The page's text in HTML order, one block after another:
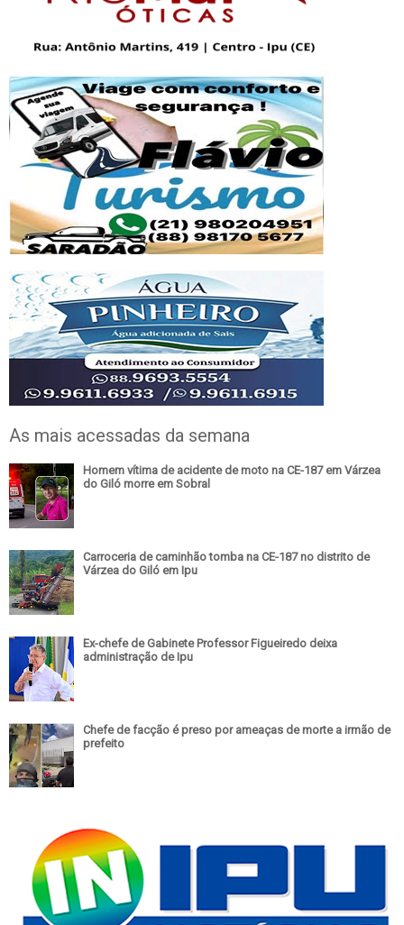
As mais acessadas da semana
Homem vítima de acidente de moto na CE-187 em Várzea
do Giló morre em Sobral
Carroceria de caminhão tomba na CE-187 no distrito de
Várzea do Giló em Ipu
Ex-chefe de Gabinete Professor Figueiredo deixa
administração de Ipu
Chefe de facção é preso por ameaças de morte a irmão de
prefeito